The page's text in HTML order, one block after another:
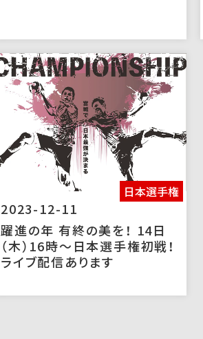
日本選手権
2023-12-11
躍進の年 有終の美を！ 14日
（木）16時～日本選手権初戦！
ライブ配信あります